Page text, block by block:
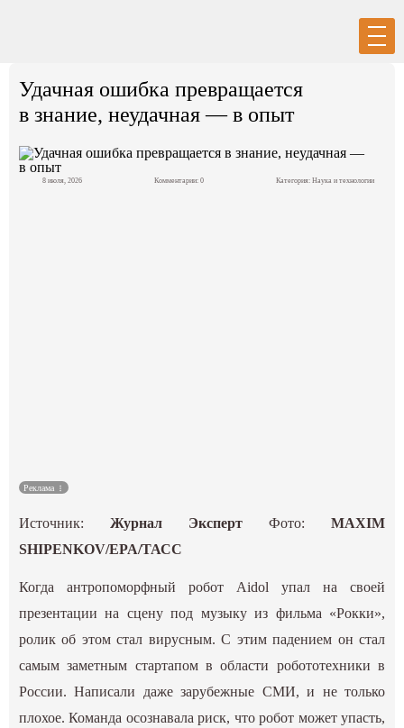
Спецпроекты
Удачная ошибка превращается
в знание, неудачная — в опыт
8 июля, 2026 Комментарии: 0 Категория: Наука и технологии
Реклама
Источник:Журнал Эксперт Фото: MAXIM
SHIPENKOV/EPA/ТАСС
Когда антропоморфный робот Aidol упал на своей
презентации на сцену под музыку из фильма «Рокки»,
ролик об этом стал вирусным. С этим падением он стал
самым заметным стартапом в области робототехники в
России. Написали даже зарубежные СМИ, и не только
плохое. Команда осознавала риск, что робот может упасть,